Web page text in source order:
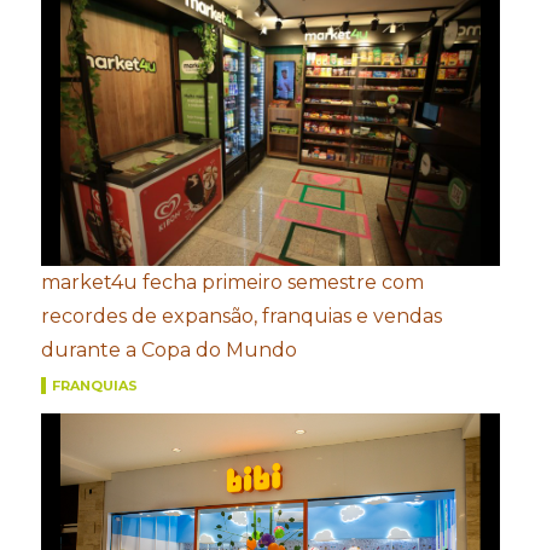
market4u fecha primeiro semestre com
recordes de expansão, franquias e vendas
durante a Copa do Mundo
FRANQUIAS